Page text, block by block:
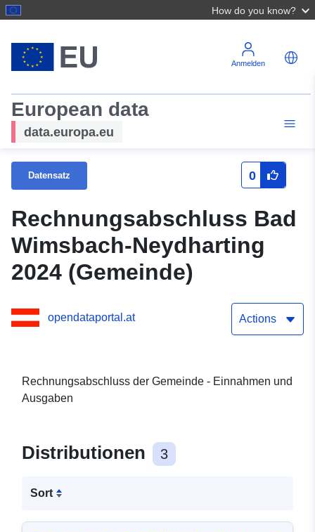
How do you know?
Anmelden
European data
data.europa.eu
Datensatz 0
Rechnungsabschluss Bad
Wimsbach-Neydharting
2024 (Gemeinde)
opendataportal.at Actions
Rechnungsabschluss der Gemeinde - Einnahmen und
Ausgaben
Distributionen 3
Sort